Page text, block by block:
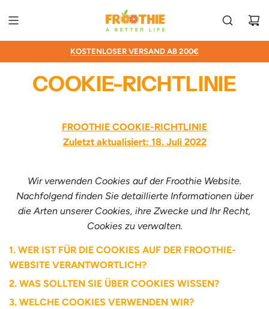
INHALT
KOSTENLOSER VERSAND AB 200€
30TAGE GELD-ZURÜCK-GARANTIE
24/7 ONLINE GARANTIE SUPPORT
ENTWICKELT & ENTWORFEN IN AUSTRALIEN
COOKIE-RICHTLINIE
FROOTHIE COOKIE-RICHTLINIE
Zuletzt aktualisiert: 18. Juli 2022
Wir verwenden Cookies auf der Froothie Website.
Nachfolgend finden Sie detaillierte Informationen über
die Arten unserer Cookies, ihre Zwecke und Ihr Recht,
Cookies zu verwalten.
WER IST FÜR DIE COOKIES AUF DER FROOTHIE-
WEBSITE VERANTWORTLICH?
WAS SOLLTEN SIE ÜBER COOKIES WISSEN?
WELCHE COOKIES VERWENDEN WIR?